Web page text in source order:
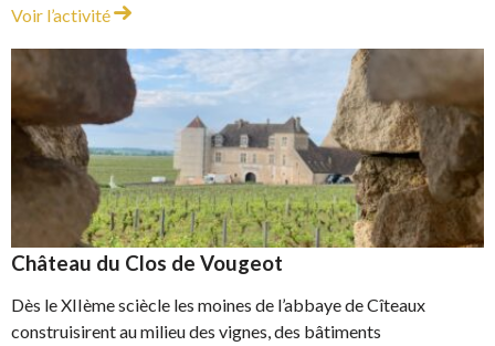
Voir l’activitéBibracte
Château du Clos de Vougeot
Dès le XIIème sciècle les moines de l’abbaye de Cîteaux
construisirent au milieu des vignes, des bâtiments